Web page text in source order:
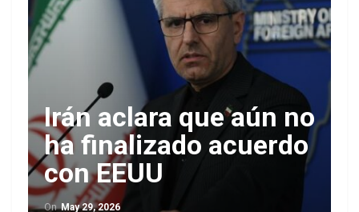
Irán aclara que aún no
ha finalizado acuerdo
con EEUU
OnMay 29, 2026